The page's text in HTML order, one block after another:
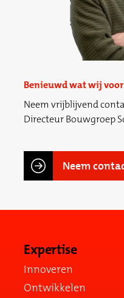
Benieuwd wat wij
Neem vrijblijvend
Directeur Bouwgroep
Neem
Expertise
Innoveren
Ontwikkelen